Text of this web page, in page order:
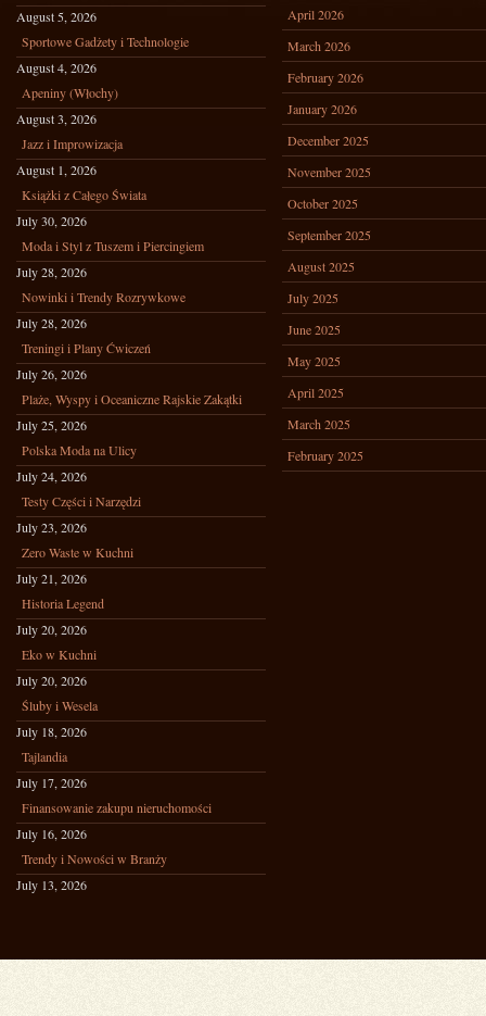
August 5, 2026
Sportowe Gadżety i Technologie
August 4, 2026
Apeniny (Włochy)
August 3, 2026
Jazz i Improwizacja
August 1, 2026
Książki z Całego Świata
July 30, 2026
Moda i Styl z Tuszem i Piercingiem
July 28, 2026
Nowinki i Trendy Rozrywkowe
July 28, 2026
Treningi i Plany Ćwiczeń
July 26, 2026
Plaże, Wyspy i Oceaniczne Rajskie Zakątki
July 25, 2026
Polska Moda na Ulicy
July 24, 2026
Testy Części i Narzędzi
July 23, 2026
Zero Waste w Kuchni
July 21, 2026
Historia Legend
July 20, 2026
Eko w Kuchni
July 20, 2026
Śluby i Wesela
July 18, 2026
Tajlandia
July 17, 2026
Finansowanie zakupu nieruchomości
July 16, 2026
Trendy i Nowości w Branży
July 13, 2026
April 2026
March 2026
February 2026
January 2026
December 2025
November 2025
October 2025
September 2025
August 2025
July 2025
June 2025
May 2025
April 2025
March 2025
February 2025